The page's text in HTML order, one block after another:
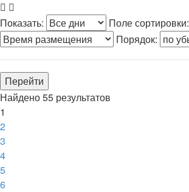
Показать:
Поле сортировки:
Порядок:
Найдено 55 результатов
1
2
3
4
5
6